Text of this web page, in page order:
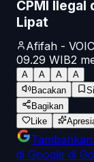
CPMI Ilegal
Lipat
Afifah -
09.29 WIB2
A A A
A
Bacakan
Bagikan
Like
Tambahkan
di Google di